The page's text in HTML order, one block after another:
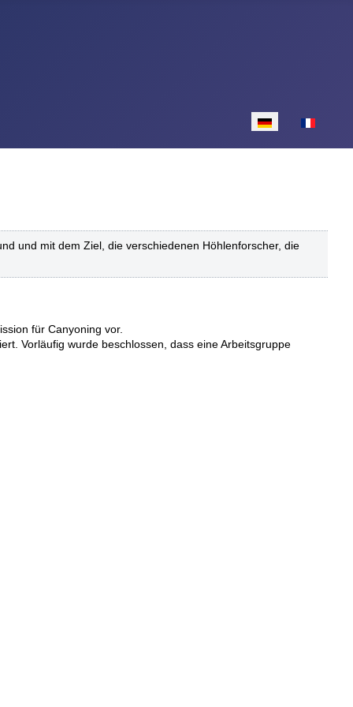
Sprache
und mit dem Ziel, die verschiedenen Höhlenforscher, die
für Canyoning vor.
Vorläufig wurde beschlossen, dass eine Arbeitsgruppe